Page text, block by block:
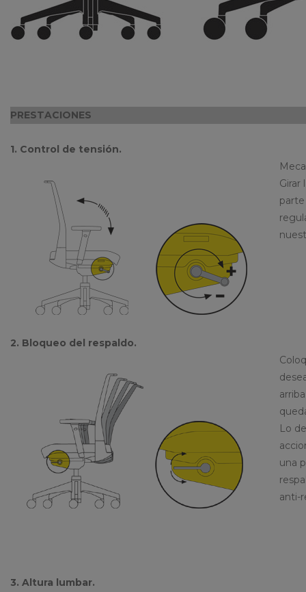
PRESTACIONES
1. Control de tensión.
Girar
2. Bloqueo del respaldo.
Lo
una
anti-
3. Altura lumbar.